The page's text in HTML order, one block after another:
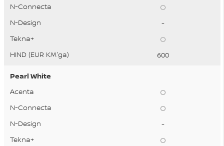
-
600
Pearl White
-